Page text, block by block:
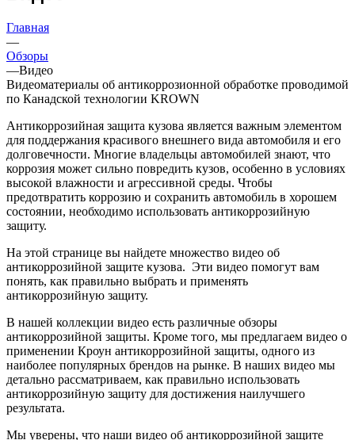
Главная
—
Обзоры
—Видео
Видеоматериалы об антикоррозионной обработке проводимой
по Канадской технологии KROWN
Антикоррозийная защита кузова является важным элементом
для поддержания красивого внешнего вида автомобиля и его
долговечности. Многие владельцы автомобилей знают, что
коррозия может сильно повредить кузов, особенно в условиях
высокой влажности и агрессивной среды. Чтобы
предотвратить коррозию и сохранить автомобиль в хорошем
состоянии, необходимо использовать антикоррозийную
защиту.
На этой странице вы найдете множество видео об
антикоррозийной защите кузова. Эти видео помогут вам
понять, как правильно выбрать и применять
антикоррозийную защиту.
В нашей коллекции видео есть различные обзоры
антикоррозийной защиты. Кроме того, мы предлагаем видео о
применении Кроун антикоррозийной защиты, одного из
наиболее популярных брендов на рынке. В наших видео мы
детально рассматриваем, как правильно использовать
антикоррозийную защиту для достижения наилучшего
результата.
Мы уверены, что наши видео об антикоррозийной защите